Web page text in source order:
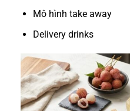
Mô hình take away
Delivery drinks